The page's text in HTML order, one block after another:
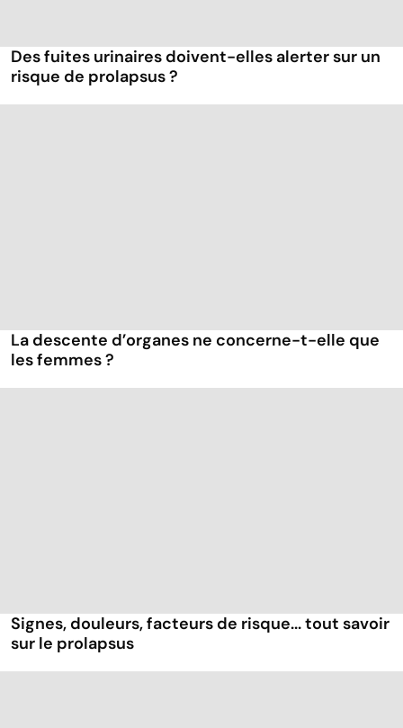
Des fuites urinaires doivent-elles alerter sur un
risque de prolapsus ?
La descente d’organes ne concerne-t-elle que
les femmes ?
Signes, douleurs, facteurs de risque... tout savoir
sur le prolapsus